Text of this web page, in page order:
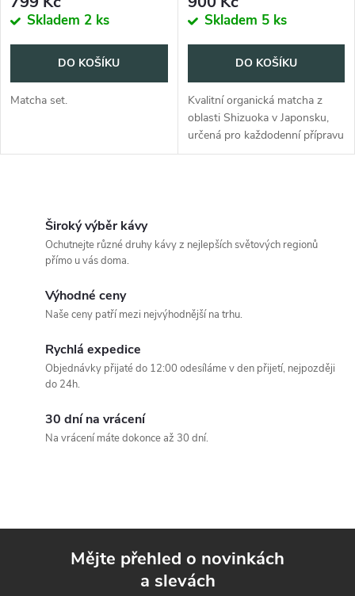
Skladem 2 ks
DO KOŠÍKU
Matcha set.
Skladem 5 ks
DO KOŠÍKU
Kvalitní organická matcha z
oblasti Shizuoka v Japonsku,
určená pro každodenní přípravu
matcha latté.
Široký výběr kávy
Ochutnejte různé druhy kávy z nejlepších světových regionů
přímo u vás doma.
Výhodné ceny
Naše ceny patří mezi nejvýhodnější na trhu.
Rychlá expedice
Objednávky přijaté do 12:00 odesíláme v den přijetí, nejpozději
do 24h.
30 dní na vrácení
Na vrácení máte dokonce až 30 dní.
Mějte přehled o novinkách
a slevách